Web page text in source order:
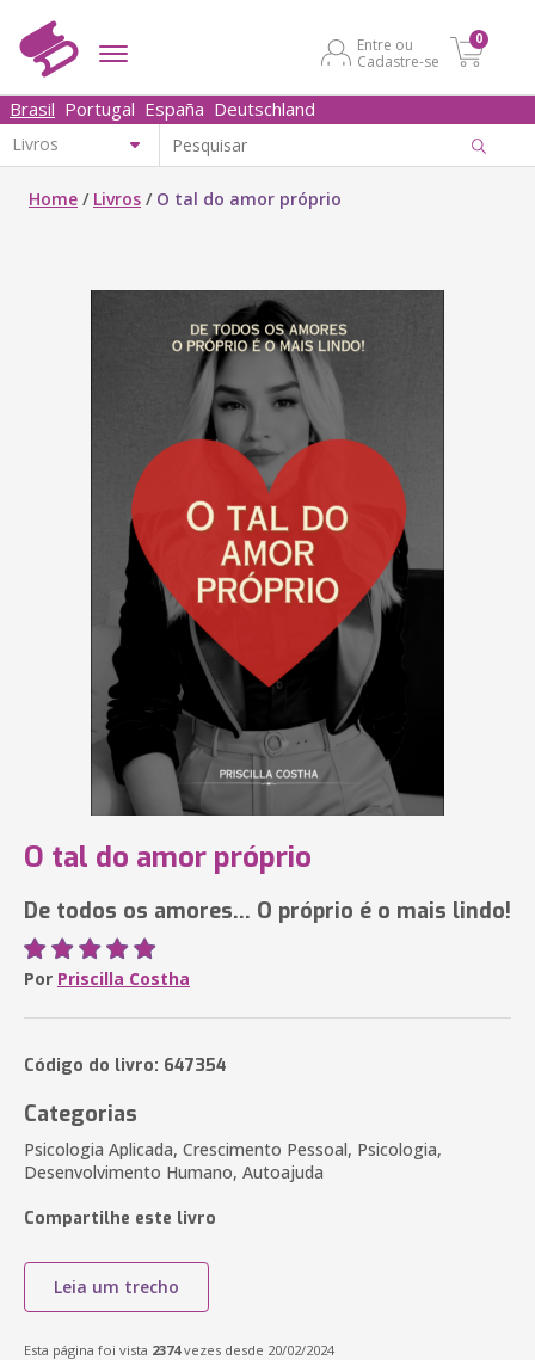
Entre ou
Cadastre-se
0
Brasil Portugal España Deutschland
Home / Livros / O tal do amor próprio
O tal do amor próprio
De todos os amores… O próprio é o mais lindo!
Por Priscilla Costha
Código do livro: 647354
Categorias
Psicologia Aplicada, Crescimento Pessoal, Psicologia,
Desenvolvimento Humano, Autoajuda
Compartilhe este livro
Leia um trecho
Esta página foi vista 2374vezes desde 20/02/2024